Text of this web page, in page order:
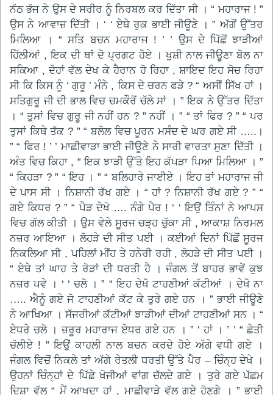
ਨੱਠ ਭੱਜ ਨੇ ਉਸ ਦੇ ਸਰੀਰ ਨੂੰ ਨਿਰਬਲ ਕਰ ਦਿੱਤਾ ਸੀ । “ ਮਹਾਰਾਜ ! ”
ਉਸ ਨੇ ਆਵਾਜ਼ ਦਿੱਤੀ । ‘ ‘ ਏਥੇ ਰੁਕ ਭਾਈ ਜੀਊਣੇ । ” ਅੱਗੋਂ ਉੱਤਰ
ਮਿਲਿਆ । “ ਸਤਿ ਬਚਨ ਮਹਾਰਾਜ ! ’ ’ ਉਸ ਦੇ ਪਿੱਛੋਂ ਝਾੜੀਆਂ
ਹਿੱਲੀਆਂ , ਇਕ ਦੀ ਥਾਂ ਦੋ ਪ੍ਰਗਟ ਹੋਏ । ਖੁਸ਼ੀ ਨਾਲ ਜੀਊਣਾ ਬੋਲ ਨਾ
ਸਕਿਆ , ਦੋਹਾਂ ਵੱਲ ਦੇਖ ਕੇ ਹੈਰਾਨ ਹੋ ਰਿਹਾ , ਸ਼ਾਇਦ ਇਹ ਸੋਚ ਰਿਹਾ
ਸੀ ਕਿ ਕਿਸ ਨੂੰ ‘ ਗੁਰੂ ’ ਮੰਨੇ , ਕਿਸ ਦੇ ਚਰਨ ਫੜੇ ? “ ਅਸੀਂ ਸਿੱਖ ਹਾਂ ।
ਸਤਿਗੁਰੂ ਜੀ ਦੀ ਭਾਲ ਵਿਚ ਚਮਕੌਰੋਂ ਚੱਲੇ ਸਾਂ । ” ਇਕ ਨੇ ਉੱਤਰ ਦਿੱਤਾ
। “ ਤੁਸਾਂ ਵਿਚ ਗੁਰੂ ਜੀ ਨਹੀਂ ਹਨ ? ” ਨਹੀਂ । ” “ ਤਾਂ ਫਿਰ ? ” “ ਪਰ
ਤੁਸਾਂ ਕਿਥੇ ਤੱਕ ? ” “ ਬਲੋਲ ਵਿਚ ਪੂਰਨ ਮਸੰਦ ਦੇ ਘਰ ਗਏ ਸੀ …..।
” “ ਫਿਰ ! ’ ’ ਮਾਛੀਵਾੜਾ ਭਾਈ ਜੀਊਣੇ ਨੇ ਸਾਰੀ ਵਾਰਤਾ ਸੁਣਾ ਦਿੱਤੀ ।
ਅੰਤ ਵਿਚ ਕਿਹਾ , “ ਇਕ ਝਾੜੀ ਉੱਤੇ ਇਹ ਕੱਪੜਾ ਪਿਆ ਮਿਲਿਆ । ”
“ ਕਿਹੜਾ ? ” “ ਇਹ । ” “ ਬਲਿਹਾਰੇ ਜਾਈਏ । ਇਹ ਤਾਂ ਮਹਾਰਾਜ ਜੀ
ਦੇ ਪਾਸ ਸੀ । ਨਿਸ਼ਾਨੀ ਰੱਖ ਗਏ । “ ਹਾਂ ? ਨਿਸ਼ਾਨੀ ਰੱਖ ਗਏ ? ” “
ਗਏ ਕਿਧਰ ? ” “ ਪੈੜ ਦੇਖੋ …. ਨੰਗੇ ਪੈਰ ! ‘ ‘ ਇਉਂ ਤਿੰਨਾਂ ਨੇ ਆਪਸ
ਵਿਚ ਗੱਲ ਕੀਤੀ । ਉਸ ਵੇਲੇ ਸੂਰਜ ਚੜ੍ਹ ਚੁੱਕਾ ਸੀ , ਆਕਾਸ਼ ਨਿਰਮਲ
ਨਜ਼ਰ ਆਇਆ । ਲੋਹੜੇ ਦੀ ਸੀਤ ਪਈ । ਕਈਆਂ ਦਿਨਾਂ ਪਿੱਛੋਂ ਸੂਰਜ
ਨਿਕਲਿਆ ਸੀ , ਪਹਿਲਾਂ ਮੀਂਹ ਤੇ ਹਨੇਰੀ ਰਹੀ , ਲੋਹੜੇ ਦੀ ਸੀਤ ਪਈ ।
“ ਏਥੇ ਤਾਂ ਘਾਹ ਤੇ ਰੋੜਾਂ ਦੀ ਧਰਤੀ ਹੈ । ਜੰਗਲ ਤੋਂ ਬਾਹਰ ਭਾਵੇਂ ਕੁਝ
ਨਜ਼ਰ ਪਵੇ । ‘ ‘ ਚਲੋ । ” “ ਇਹ ਦੇਖੋ ਟਾਹਣੀਆਂ ਕੱਟੀਆਂ । ਦੇਖੋ ਨਾ
….. ਐਨੂੰ ਗਏ ਜੋ ਟਾਹਣੀਆਂ ਕੱਟ ਕੇ ਤੁਰੇ ਗਏ ਹਨ । ” ਭਾਈ ਜੀਊਣੇ
ਨੇ ਆਖਿਆ । ਸੱਜਰੀਆਂ ਕੱਟੀਆਂ ਝਾੜੀਆਂ ਦੀਆਂ ਟਾਹਣੀਆਂ ਸਨ । “
ਏਧਰੇ ਚਲੋ । ਜ਼ਰੂਰ ਮਹਾਰਾਜ ਏਧਰ ਗਏ ਹਨ । ” ‘ ਹਾਂ । ’ ’ “ ਛੇਤੀ
ਚੱਲੀਏ ! ” ਇਉਂ ਕਾਹਲੀ ਨਾਲ ਬਚਨ ਕਰਦੇ ਹੋਏ ਅੱਗੇ ਵਧੀ ਗਏ ।
ਜੰਗਲ ਵਿਚੋਂ ਨਿਕਲੇ ਤਾਂ ਅੱਗੇ ਰੇਤਲੀ ਧਰਤੀ ਉੱਤੇ ਪੈਰ – ਚਿੰਨ੍ਹ ਦੇਖੇ ।
ਉਹਨਾਂ ਚਿੰਨ੍ਹਾਂ ਦੇ ਪਿੱਛੇ ਖੋਜੀਆਂ ਵਾਂਗ ਚੱਲਦੇ ਗਏ । ਤੁਰੇ ਗਏ ਪੱਛਮ
ਦਿਸ਼ਾ ਵੱਲ “ ਮੈਂ ਆਖਦਾ ਹਾਂ , ਮਾਛੀਵਾੜੇ ਵੱਲ ਗਏ ਹੋਣਗੇ । ” ਭਾਈ